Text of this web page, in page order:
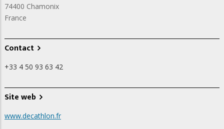
74400 Chamonix
France
Contact
+33 4 50 93 63 42
Site web
www.decathlon.fr